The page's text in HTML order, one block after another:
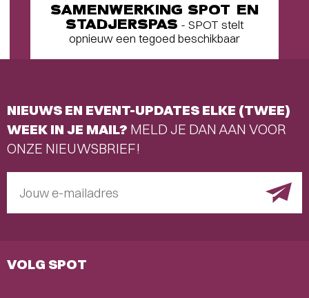
SAMENWERKING SPOT EN
STADJERSPAS - SPOT stelt
opnieuw een tegoed beschikbaar
NIEUWS EN EVENT-UPDATES ELKE (TWEE)
WEEK IN JE MAIL? MELD JE DAN AAN VOOR
ONZE NIEUWSBRIEF!
Jouw e-mailadres
VOLG SPOT